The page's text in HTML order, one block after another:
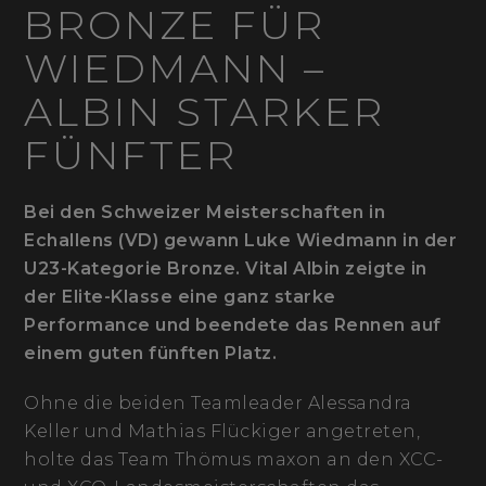
BRONZE FÜR
WIEDMANN –
ALBIN STARKER
FÜNFTER
Bei den Schweizer Meisterschaften in
Echallens (VD) gewann Luke Wiedmann in der
U23-Kategorie Bronze. Vital Albin zeigte in
der Elite-Klasse eine ganz starke
Performance und beendete das Rennen auf
einem guten fünften Platz.
Ohne die beiden Teamleader Alessandra
Keller und Mathias Flückiger angetreten,
holte das Team Thömus maxon an den XCC-